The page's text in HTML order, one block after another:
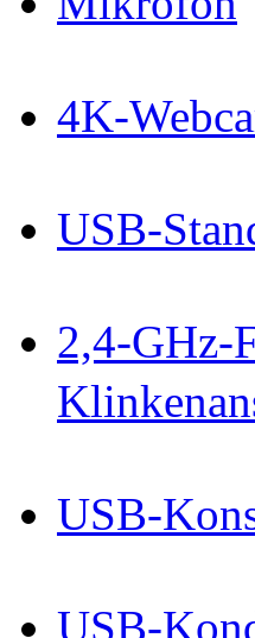
4K-
USB-
2,4-GHz-
USB-
USB-